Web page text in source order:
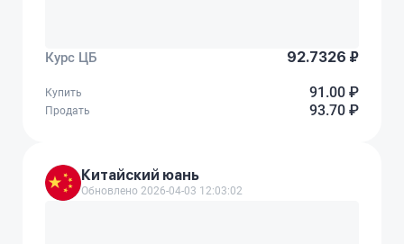
Курс ЦБ 92.7326 ₽
Купить 91.00 ₽
Продать 93.70 ₽
Китайский юань
Обновлено 2026-04-03 12:03:02